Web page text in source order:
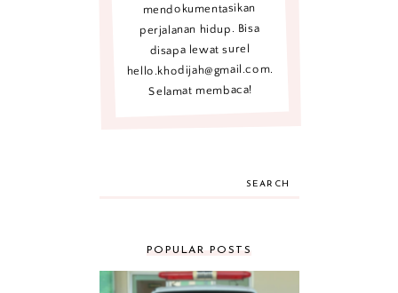
mendokumentasikan
perjalanan hidup. Bisa
disapa lewat surel
hello.khodijah@gmail.com.
Selamat membaca!
SEARCH
POPULAR POSTS